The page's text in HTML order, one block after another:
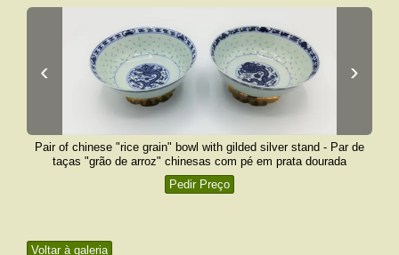
Voltar à galeria
‹ ›
Pair of chinese "rice grain" bowl with gilded silver stand - Par de
taças "grão de arroz" chinesas com pé em prata dourada
Pedir Preço